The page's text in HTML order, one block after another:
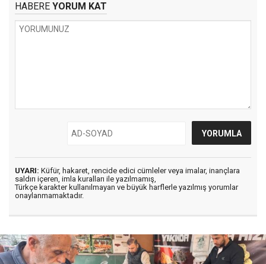
HABERE YORUM KAT
UYARI: Küfür, hakaret, rencide edici cümleler veya imalar, inançlara
saldırı içeren, imla kuralları ile yazılmamış,
Türkçe karakter kullanılmayan ve büyük harflerle yazılmış yorumlar
onaylanmamaktadır.